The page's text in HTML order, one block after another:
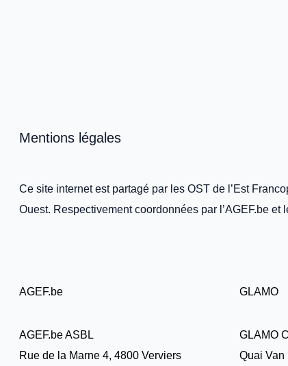
Mentions légales
Ce site internet est partagé par les OST de l’Est
Ouest. Respectivement coordonnées par l’AGEF.be et
AGEF.be
AGEF.be ASBL
Rue de la Marne 4, 4800 Verviers
GLAMO
GLAMO
Quai Van